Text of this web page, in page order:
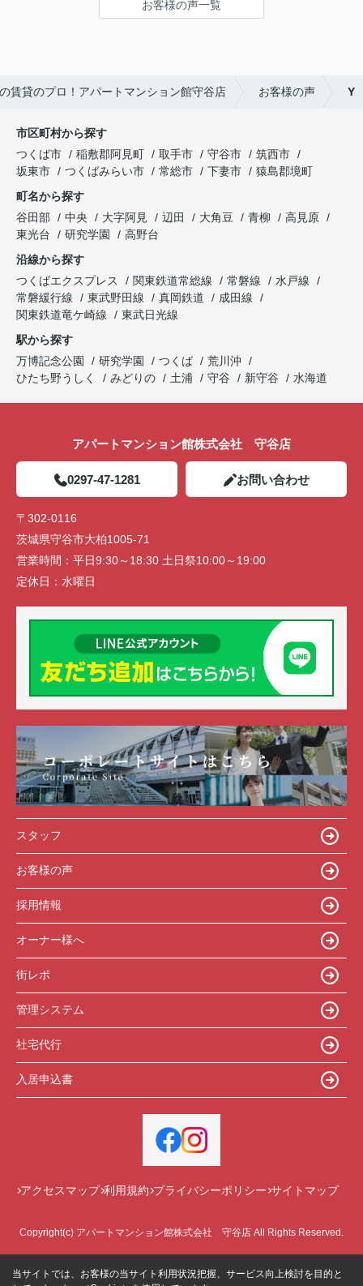
お客様の声一覧
賃貸のプロ！アパートマンション館守谷店 お客様の声 Y
市区町村から探す
つくば市
稲敷郡阿見町 取手市 守谷市
筑西市
坂東市
つくばみらい市 常総市 下妻市
猿島郡境町
町名から探す
谷田部
中央 大字阿見 辺田 大角豆 青柳
高見原
東光台
研究学園
高野台
沿線から探す
つくばエクスプレス
関東鉄道常総線 常磐線
水戸線
常磐緩行線
東武野田線 真岡鉄道
成田線
関東鉄道竜ケ崎線
東武日光線
駅から探す
万博記念公園
研究学園 つくば
荒川沖
ひたち野うしく
みどりの 土浦 守谷 新守谷 水海道
アパートマンション館株式会社 守谷店
0297-47-1281 お問い合わせ
〒302-0116
茨城県守谷市大柏1005-71
営業時間： 平日9:30～18:30 土日祭10:00～19:00
定休日： 水曜日
スタッフ
お客様の声
採用情報
オーナー様へ
街レポ
管理システム
社宅代行
入居申込書
アクセスマップ 利用規約 プライバシーポリシー サイトマップ
Copyright(c) アパートマンション館株式会社 守谷店 All Rights Reserved.
当サイトでは、お客様の当サイト利用状況把握、サービス向上検討を目的と